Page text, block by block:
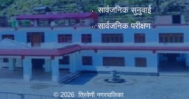
सार्वजनिक सुनुवाई
सार्वजनिक परीक्षण
© 2026 त्रिवेणी नगरपालिका